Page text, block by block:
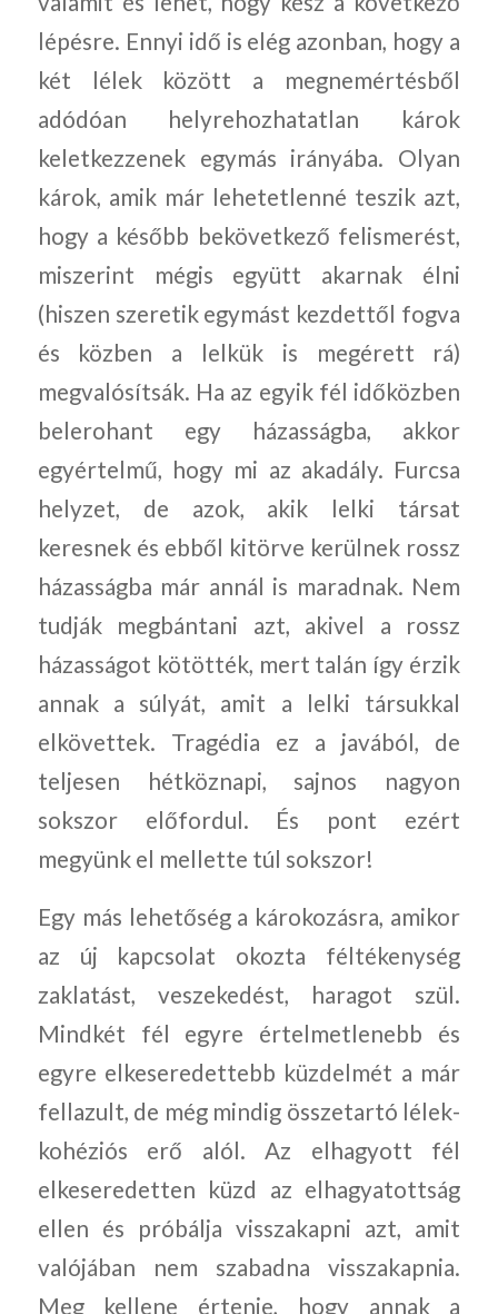
lépésre. Ennyi idő is elég azonban, hogy a
két lélek között a megnemértésből
adódóan helyrehozhatatlan károk
keletkezzenek egymás irányába. Olyan
károk, amik már lehetetlenné teszik azt,
hogy a később bekövetkező felismerést,
miszerint mégis együtt akarnak élni
(hiszen szeretik egymást kezdettől fogva
és közben a lelkük is megérett rá)
megvalósítsák. Ha az egyik fél időközben
belerohant egy házasságba, akkor
egyértelmű, hogy mi az akadály. Furcsa
helyzet, de azok, akik lelki társat
keresnek és ebből kitörve kerülnek rossz
házasságba már annál is maradnak. Nem
tudják megbántani azt, akivel a rossz
házasságot kötötték, mert talán így érzik
annak a súlyát, amit a lelki társukkal
elkövettek. Tragédia ez a javából, de
teljesen hétköznapi, sajnos nagyon
sokszor előfordul. És pont ezért
megyünk el mellette túl sokszor!
Egy más lehetőség a károkozásra, amikor
az új kapcsolat okozta féltékenység
zaklatást, veszekedést, haragot szül.
Mindkét fél egyre értelmetlenebb és
egyre elkeseredettebb küzdelmét a már
fellazult, de még mindig összetartó lélek-
kohéziós erő alól. Az elhagyott fél
elkeseredetten küzd az elhagyatottság
ellen és próbálja visszakapni azt, amit
valójában nem szabadna visszakapnia.
Meg kellene értenie, hogy annak a